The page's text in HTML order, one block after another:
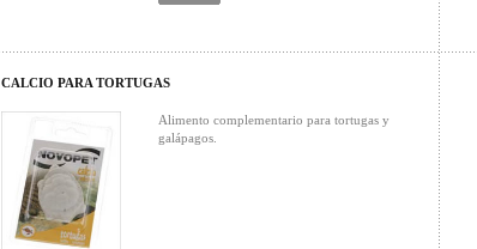
CALCIO PARA TORTUGAS
Alimento complementario para tortugas y
galápagos.